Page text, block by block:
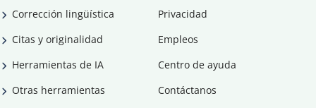
Corrección lingüística
Citas y originalidad
Herramientas de IA
Otras herramientas
Privacidad
Empleos
Centro de ayuda
Contáctanos